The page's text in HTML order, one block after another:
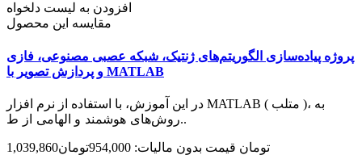
افزودن به لیست دلخواه
مقایسه این محصول
پروژه پیاده‌سازی الگوریتم‌های ژنتیک، شبکه عصبی مصنوعی، فازی
و پردازش تصویر با MATLAB
در این آموزش، با استفاده از نرم افزار MATLAB ( متلب )، به
روش‌های هوشمند و الهامی از ط..
1,039,860تومان قیمت بدون مالیات: 954,000تومان